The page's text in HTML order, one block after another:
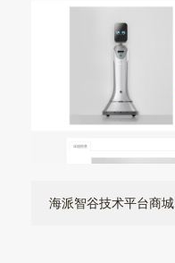
海派智谷技术平台商城